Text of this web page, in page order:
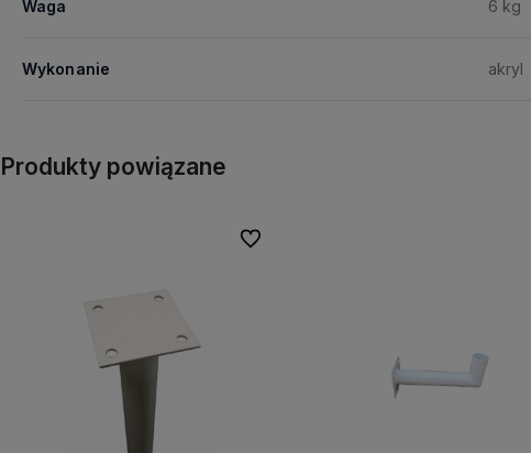
Waga 6 kg
Wykonanie akryl
Produkty powiązane
Do ulubionych